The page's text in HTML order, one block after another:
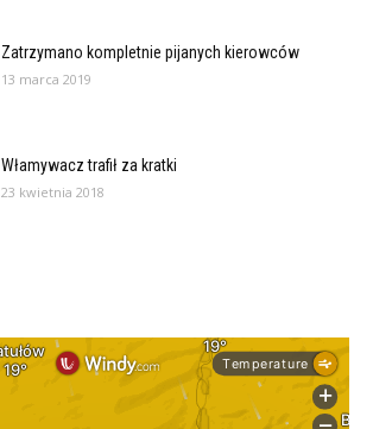
Zatrzymano kompletnie pijanych kierowców
13 marca 2019
Włamywacz trafił za kratki
23 kwietnia 2018